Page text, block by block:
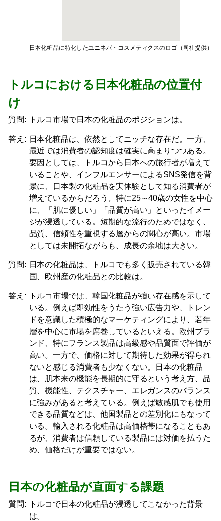
日本化粧品に特化したユニネバ・コスメティクスのロゴ（同社提供）
トルコにおける日本化粧品の位置付
け
質問: トルコ市場で日本の化粧品のポジションは。
答え: 日本化粧品は、依然としてニッチな存在だ。一方、
最近では消費者の認知度は確実に高まりつつある。
要因としては、トルコから日本への旅行者が増えて
いることや、インフルエンサーによるSNS発信を背
景に、日本製の化粧品を実体験として知る消費者が
増えているからだろう。特に25～40歳の女性を中心
に、「肌に優しい」「品質が高い」といったイメー
ジが浸透している。短期的な流行のためではなく、
品質、信頼性を重視する層からの関心が高い。市場
としては未開拓ながらも、成長の余地は大きい。
質問: 日本の化粧品は、トルコでも多く販売されている韓
国、欧州産の化粧品との比較は。
答え:
トルコ市場では、韓国化粧品が強い存在感を示して
いる。例えば即効性をうたう強い広告力や、トレン
ドを意識した積極的なマーケティングにより、若年
層を中心に市場を席巻しているといえる。欧州ブラ
ンド、特にフランス製品は高級感や品質面で評価が
高い。一方で、価格に対して期待した効果が得られ
ないと感じる消費者も少なくない。日本の化粧品
は、肌本来の機能を長期的に守るという考え方、品
質、機能性、テクスチャー、エレガンスのバランス
に強みがあると考えている。例えば敏感肌でも使用
できる品質などは、他国製品との差別化にもなって
いる。輸入される化粧品は高価格帯になることもあ
るが、消費者は信頼している製品には対価を払うた
め、価格だけが重要ではない。
日本の化粧品が直面する課題
質問:
トルコで日本の化粧品が浸透してこなかった背景
は。